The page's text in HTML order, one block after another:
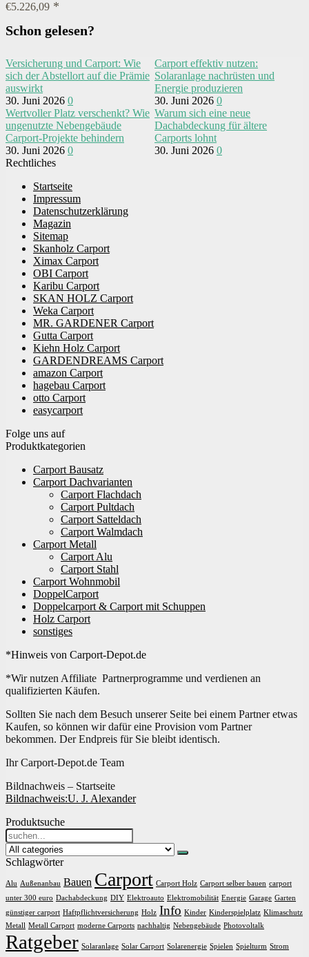
€5.226,09
Schon gelesen?
Versicherung und Carport: Wie
sich der Abstellort auf die Prämie
auswirkt
30. Juni 2026 0
Carport effektiv nutzen:
Solaranlage nachrüsten und
Energie produzieren
30. Juni 2026 0
Wertvoller Platz verschenkt? Wie
ungenutzte Nebengebäude
Carport-Projekte behindern
30. Juni 2026 0
Warum sich eine neue
Dachabdeckung für ältere
Carports lohnt
30. Juni 2026 0
Rechtliches
Startseite
Impressum
Datenschutzerklärung
Magazin
Sitemap
Skanholz Carport
Ximax Carport
OBI Carport
Karibu Carport
SKAN HOLZ Carport
Weka Carport
MR. GARDENER Carport
Gutta Carport
Kiehn Holz Carport
GARDENDREAMS Carport
amazon Carport
hagebau Carport
otto Carport
easycarport
Folge uns auf
Produktkategorien
Carport Bausatz
Carport Dachvarianten
Carport Flachdach
Carport Pultdach
Carport Satteldach
Carport Walmdach
Carport Metall
Carport Alu
Carport Stahl
Carport Wohnmobil
DoppelCarport
Doppelcarport & Carport mit Schuppen
Holz Carport
sonstiges
*Hinweis von Carport-Depot.de
*Wir nutzen Affiliate Partnerprogramme und verdienen an
qualifizierten Käufen.
Sollten Sie nach dem Besuch unserer Seite bei einem Partner etwas
Kaufen, so können wir dafür eine Provision vom Partner
bekommen. Der Endpreis für Sie bleibt identisch.
Ihr Carport-Depot.de Team
Bildnachweis – Startseite
Bildnachweis:U. J. Alexander
Produktsuche
Search
for:
Schlagwörter
Alu Außenanbau Bauen Carport Carport Holz Carport selber bauen carport
unter 300 euro Dachabdeckung DIY Elektroauto Elektromobilität Energie Garage Garten
günstiger carport Haftpflichtversicherung Holz Info Kinder Kinderspielplatz Klimaschutz
Metall Metall Carport moderne Carports nachhaltig Nebengebäude Photovoltalk
Ratgeber Solaranlage Solar Carport Solarenergie Spielen Spielturm Strom